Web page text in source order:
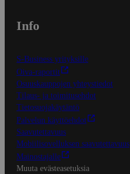
Info
S-Business yrityksille
Oiva-raportit
Osuuskauppojen yhteystiedot
Tilaus- ja toimitusehdot
Tietosuojakäytäntö
Palvelun käyttöehdot
Saavutettavuus
Mobiilisovelluksen saavutettavuus
Mainostajalle
Muuta evästeasetuksia